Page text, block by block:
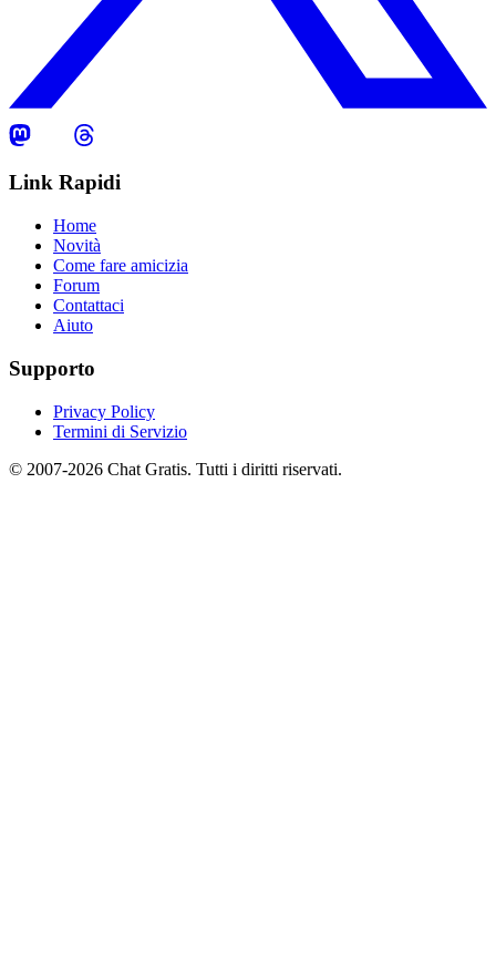
Link Rapidi
Home
Novità
Come fare amicizia
Forum
Contattaci
Aiuto
Supporto
Privacy Policy
Termini di Servizio
© 2007-2026 Chat Gratis. Tutti i diritti riservati.